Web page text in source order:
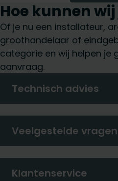
Hoe kunnen
Of je nu een installateur,
groothandelaar of
categorie en wij helpen je
aanvraag.
Technisch advies
Veelgestelde vragen
Klantenservice